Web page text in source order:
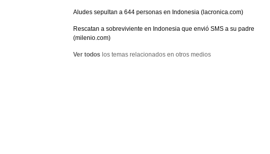
Aludes sepultan a 644 personas en Indonesia (lacronica.com)
Rescatan a sobreviviente en Indonesia que envió SMS a su padre
(milenio.com)
Ver todos los temas relacionados en otros medios